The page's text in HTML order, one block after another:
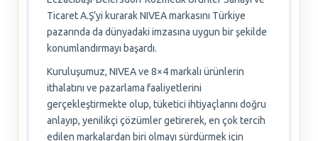
Ticaret A.Ş’yi kurarak NIVEA markasını Türkiye
pazarında da dünyadaki imzasına uygun bir şekilde
konumlandırmayı başardı.
Kuruluşumuz, NIVEA ve 8×4 markalı ürünlerin
ithalatını ve pazarlama faaliyetlerini
gerçekleştirmekte olup, tüketici ihtiyaçlarını doğru
anlayıp, yenilikçi çözümler getirerek, en çok tercih
edilen markalardan biri olmayı sürdürmek için